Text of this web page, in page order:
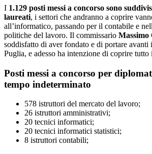
I 1.129 posti messi a concorso sono
laureati, i settori che andranno a coprire
all’informatico, passando per il contabile e
politiche del lavoro. Il commissario Massimo
soddisfatto di aver fondato e di portare avanti
Puglia, e adesso ha intenzione di coprire
Posti messi a concorso per
tempo indeterminato
578 istruttori del mercato del lavoro;
26 istruttori amministrativi;
20 tecnici informatici;
20 tecnici informatici statistici;
8 istruttori contabili;